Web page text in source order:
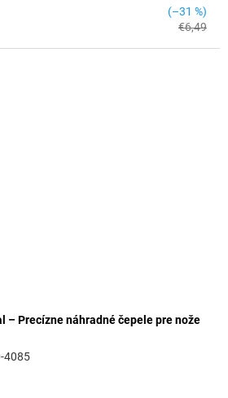
€6,49
(–31 %)
– Precízne náhradné čepele pre nože
4085